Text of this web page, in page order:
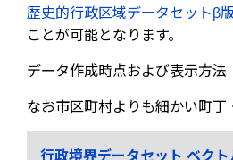
歴史的行政区域データセットβ
ことが可能となります。
データ作成時点および表示方法
なお市区町村よりも細かい町
行政境界データセット ベク